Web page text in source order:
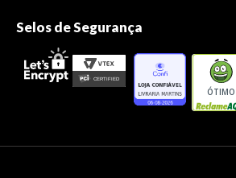
Selos de Segurança
ÓTIMO